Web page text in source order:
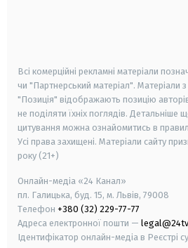
Всі комерційні рекламні матеріали
чи "Партнерський матеріал". Матеріали
"Позиція" відображають позицію
не поділяти їхніх поглядів.
цитування можна ознайомитись в
Усі права захищені. Матеріали сайту
року (21+)
Онлайн-медіа «24 Канал»
пл. Галицька, буд. 15, м. Львів, 79008
Телефон +380 (32) 229-77-77
Адреса електронної пошти —
Ідентифікатор онлайн-медіа в Реєстрі